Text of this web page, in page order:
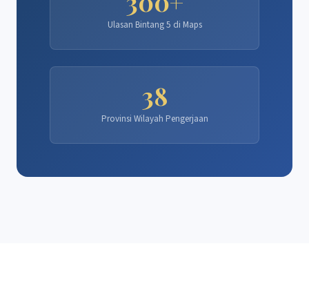
Ulasan Bintang 5 di Maps
38
Provinsi Wilayah Pengerjaan